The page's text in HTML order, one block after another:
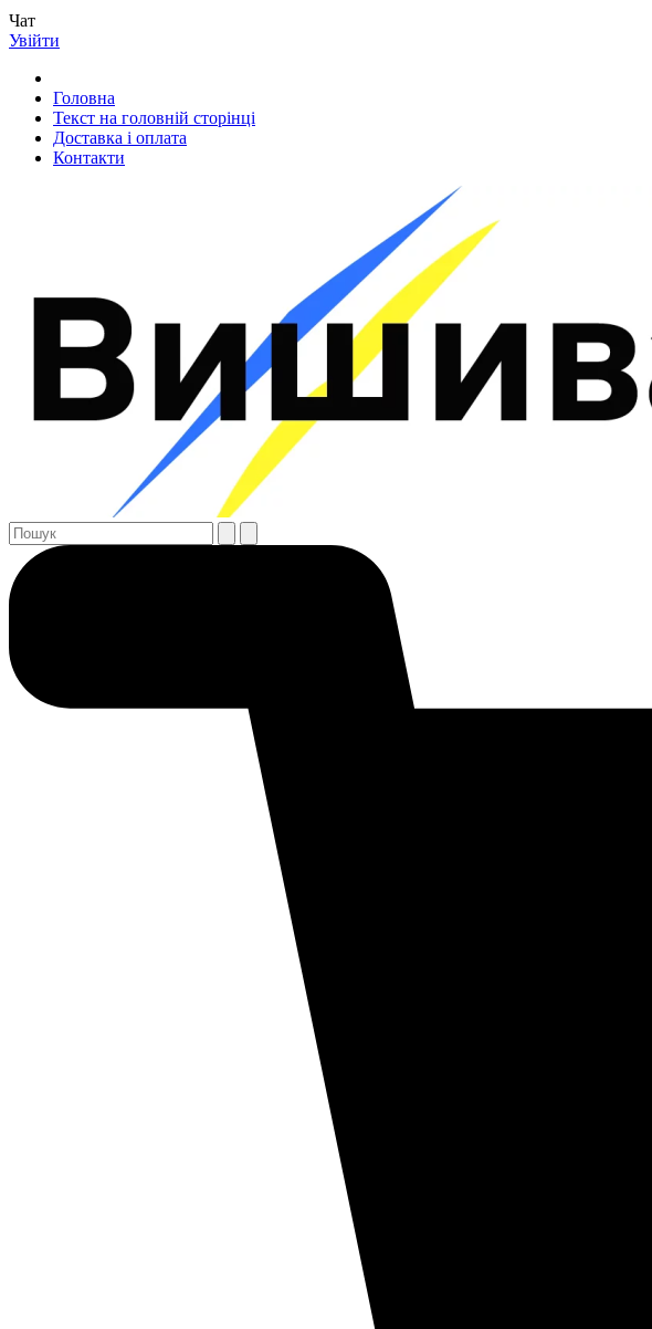
Чат
Увійти
Головна
Текст на головній сторінці
Доставка і оплата
Контакти